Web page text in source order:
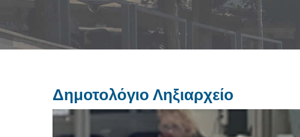
Δημοτολόγιο Ληξιαρχείο